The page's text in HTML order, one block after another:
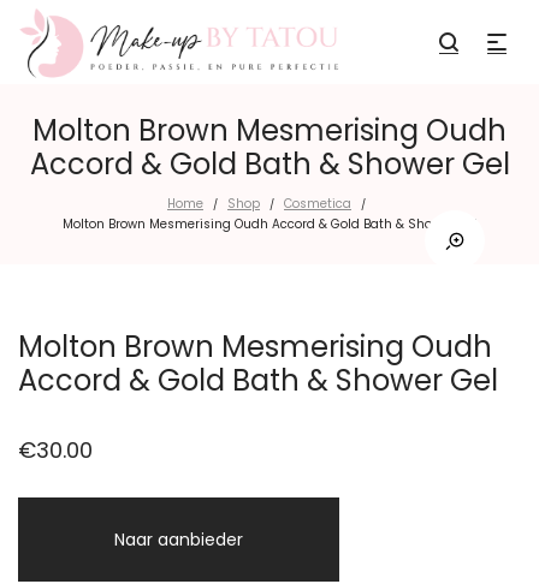
Molton Brown Mesmerising Oudh
Accord & Gold Bath & Shower Gel
Home / Shop / Cosmetica /
Molton Brown Mesmerising Oudh Accord & Gold Bath & Shower Gel
Molton Brown Mesmerising Oudh
Accord & Gold Bath & Shower Gel
€30.00
Naar aanbieder